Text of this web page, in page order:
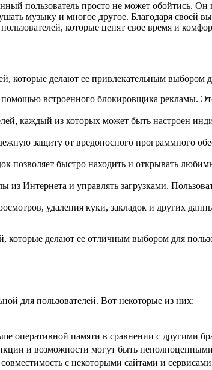
пользователь просто не может обойтись. Он
музыку и многое другое. Благодаря своей
которые ценят свое время и
которые делают ее привлекательным выбором
встроенного блокировщика рекламы.
каждый из которых может быть настроен
защиту от вредоносного программного
позволяет быстро находить и открывать
Интернета и управлять загрузками.
удаления куки, закладок и других
делают ее отличным выбором для
для пользователей. Вот некоторые из них:
оперативной памяти в сравнении с другими
и возможности могут быть неполноценными
с некоторыми сайтами и сервисами